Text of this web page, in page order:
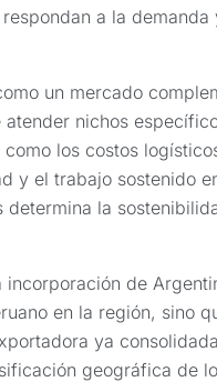
a la
un mercado
nichos
los costos
y el trabajo sostenido
la
de
en la región, sino
ya
geográfica de